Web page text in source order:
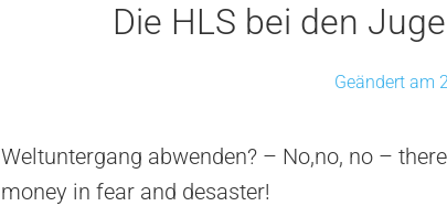
Die HLS bei den
Geändert am
Weltuntergang abwenden? – No,no, no –
money in fear and desaster!